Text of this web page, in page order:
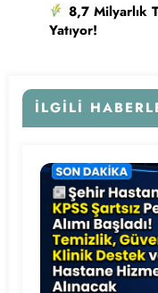
8,7 Milyarlık
Yatıyor!
İLGILI